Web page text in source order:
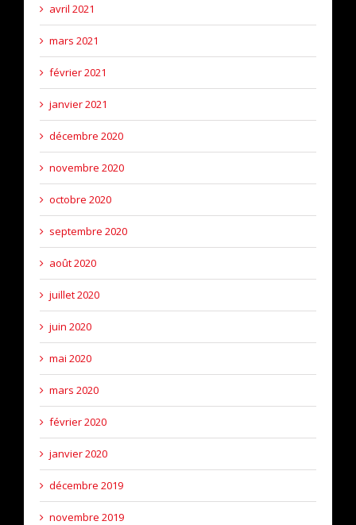
avril 2021
mars 2021
février 2021
janvier 2021
décembre 2020
novembre 2020
octobre 2020
septembre 2020
août 2020
juillet 2020
juin 2020
mai 2020
mars 2020
février 2020
janvier 2020
décembre 2019
novembre 2019